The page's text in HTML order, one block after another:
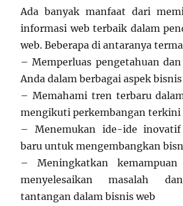
Ada banyak manfaat dari
informasi web terbaik dalam
web. Beberapa di antaranya
– Memperluas pengetahuan
Anda dalam berbagai aspek
– Memahami tren terbaru
mengikuti perkembangan terkini
– Menemukan ide-ide
baru untuk mengembangkan
– Meningkatkan
menyelesaikan masalah
tantangan dalam bisnis web